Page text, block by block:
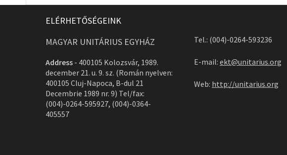
ELÉRHETŐSÉGEINK
MAGYAR UNITÁRIUS EGYHÁZ
Address - 400105 Kolozsvár, 1989.
december 21. u. 9. sz. (Román nyelven:
400105 Cluj-Napoca, B-dul 21
Decembrie 1989 nr. 9) Tel/fax:
(004)-0264-595927, (004)-0364-
405557
Tel.: (004)-0264-593236
E-mail: ekt@unitarius.org
Web: http://unitarius.org